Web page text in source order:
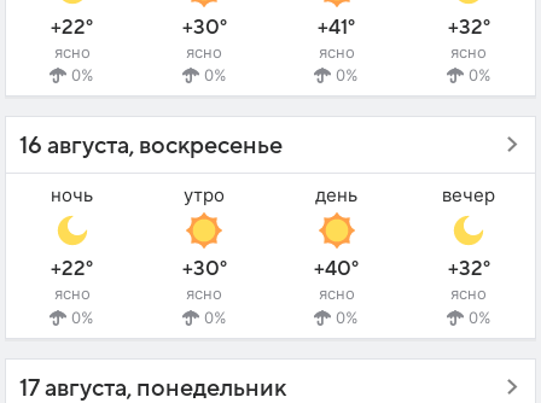
+22°
ясно
0%
+30°
ясно
0%
+41°
ясно
0%
+32°
ясно
0%
16 августа, воскресенье
ночь
+22°
ясно
0%
утро
+30°
ясно
0%
день
+40°
ясно
0%
вечер
+32°
ясно
0%
17 августа, понедельник